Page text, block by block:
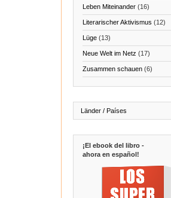
Leben Miteinander(16)
Literarischer Aktivismus (12)
Lüge(13)
Neue Welt im Netz (17)
Zusammen schauen(6)
¡El ebook del libro -
ahora en español!